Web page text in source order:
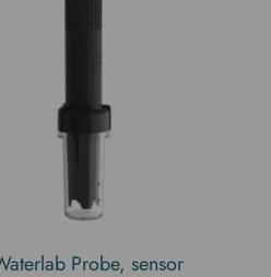
Probe, sensor